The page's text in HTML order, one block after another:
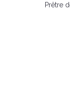
Prêtre